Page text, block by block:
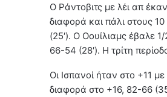
Ο Ράντοβιτς με λέι απ
διαφορά και πάλι στους
(25′). Ο Οουίλιαμς έβαλε
66-54 (28′). Η τρίτη
Οι Ισπανοί ήταν στο +11
διαφορά στο +16, 82-66